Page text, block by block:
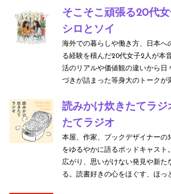
そこそこ頑張る20代
シロとソイ
海外での暮らしや働き方、日本へ
る経験を積んだ20代女子2人が本
活のリアルや価値観の違いから日
づきが詰まった等身大のトークが
読みかけ炊きたてラジ
たてラジオ
本屋、作家、ブックデザイナーの
をゆるやかに語るポッドキャスト
広がり、思いがけない発見や新た
る。読書好きの心をほぐす、ほっ
a